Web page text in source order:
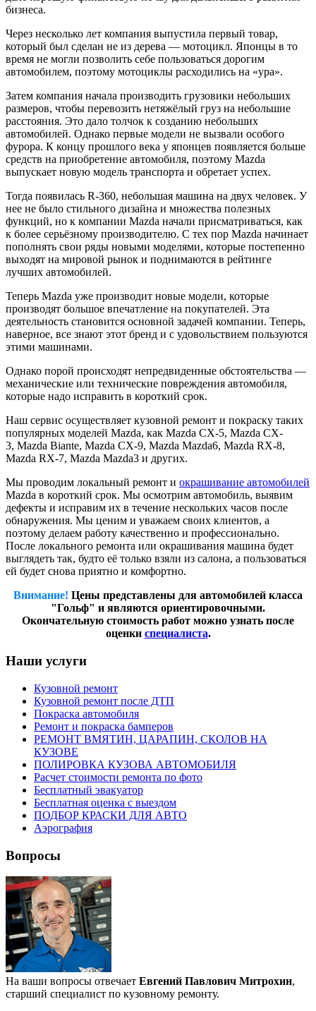
бизнеса.
Через несколько лет компания выпустила первый товар,
который был сделан не из дерева — мотоцикл. Японцы в то
время не могли позволить себе пользоваться дорогим
автомобилем, поэтому мотоциклы расходились на «ура».
Затем компания начала производить грузовики небольших
размеров, чтобы перевозить нетяжёлый груз на небольшие
расстояния. Это дало толчок к созданию небольших
автомобилей. Однако первые модели не вызвали особого
фурора. К концу прошлого века у японцев появляется больше
средств на приобретение автомобиля, поэтому Mazda
выпускает новую модель транспорта и обретает успех.
Тогда появилась R-360, небольшая машина на двух человек. У
нее не было стильного дизайна и множества полезных
функций, но к компании Mazda начали присматриваться, как
к более серьёзному производителю. С тех пор Mazda начинает
пополнять свои ряды новыми моделями, которые постепенно
выходят на мировой рынок и поднимаются в рейтинге
лучших автомобилей.
Теперь Mazda уже производит новые модели, которые
производят большое впечатление на покупателей. Эта
деятельность становится основной задачей компании. Теперь,
наверное, все знают этот бренд и с удовольствием пользуются
этими машинами.
Однако порой происходят непредвиденные обстоятельства —
механические или технические повреждения автомобиля,
которые надо исправить в короткий срок.
Наш сервис осуществляет кузовной ремонт и покраску таких
популярных моделей Mazda, как Mazda CX-5, Mazda CX-
3, Mazda Biante, Mazda CX-9, Mazda Mazda6, Mazda RX-8,
Mazda RX-7, Mazda Mazda3 и других.
Мы проводим локальный ремонт и окрашивание автомобилей
Mazda в короткий срок. Мы осмотрим автомобиль, выявим
дефекты и исправим их в течение нескольких часов после
обнаружения. Мы ценим и уважаем своих клиентов, а
поэтому делаем работу качественно и профессионально.
После локального ремонта или окрашивания машина будет
выглядеть так, будто её только взяли из салона, а пользоваться
ей будет снова приятно и комфортно.
Внимание! Цены представлены для автомобилей класса
"Гольф" и являются ориентировочными.
Окончательную стоимость работ можно узнать после
оценки специалиста.
Наши услуги
Кузовной ремонт
Кузовной ремонт после ДТП
Покраска автомобиля
Ремонт и покраска бамперов
РЕМОНТ ВМЯТИН, ЦАРАПИН, СКОЛОВ НА
КУЗОВЕ
ПОЛИРОВКА КУЗОВА АВТОМОБИЛЯ
Расчет стоимости ремонта по фото
Бесплатный эвакуатор
Бесплатная оценка с выездом
ПОДБОР КРАСКИ ДЛЯ АВТО
Аэрография
Вопросы
На ваши вопросы отвечает Евгений Павлович Митрохин,
старший специалист по кузовному ремонту.